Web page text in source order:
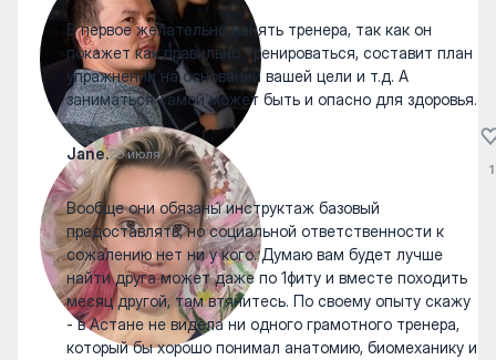
В первое желательно нанять тренера, так как он
покажет как правильно тренироваться, составит план
упражнении на основании вашей цели и т.д. А
заниматься самой может быть и опасно для здоровья.
Jane.29 июля
Вообще они обязаны инструктаж базовый
предоставлять, но социальной ответственности к
сожалению нет ни у кого. Думаю вам будет лучше
найти друга может даже по 1фиту и вместе походить
месяц другой, там втянитесь. По своему опыту скажу
- в Астане не видела ни одного грамотного тренера,
который бы хорошо понимал анатомию, биомеханику и
1